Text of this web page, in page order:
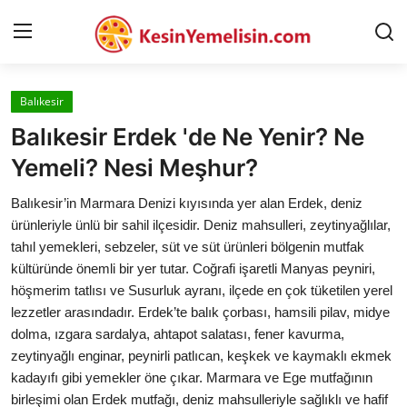
AnaSayfa
Gizlilik Sözleşmesi
Rüya Tabirleri
Diyet & Sağlıklı Beslenme
İletişim
Şehirler
Helal Gıda & Dini Hükümler
Gıda Güvenliği & Bilimi
Balıkesir
Balıkesir Erdek 'de Ne Yenir? Ne
Yemeli? Nesi Meşhur?
Balıkesir’in Marmara Denizi kıyısında yer alan Erdek, deniz
ürünleriyle ünlü bir sahil ilçesidir. Deniz mahsulleri, zeytinyağlılar,
tahıl yemekleri, sebzeler, süt ve süt ürünleri bölgenin mutfak
kültüründe önemli bir yer tutar. Coğrafi işaretli Manyas peyniri,
höşmerim tatlısı ve Susurluk ayranı, ilçede en çok tüketilen yerel
lezzetler arasındadır. Erdek’te balık çorbası, hamsili pilav, midye
dolma, ızgara sardalya, ahtapot salatası, fener kavurma,
zeytinyağlı enginar, peynirli patlıcan, keşkek ve kaymaklı ekmek
kadayıfı gibi yemekler öne çıkar. Marmara ve Ege mutfağının
birleşimi olan Erdek mutfağı, deniz mahsulleriyle sağlıklı ve hafif